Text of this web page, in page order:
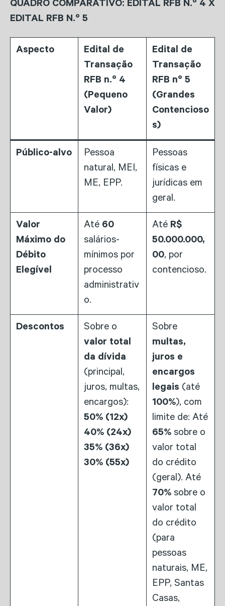
QUADRO COMPARATIVO: EDITAL RFB N.º 4 X
EDITAL RFB N.º 5
Aspecto
Edital de
Transação
RFB n.º 4
(Pequeno
Valor)
Edital de
Transação
RFB nº 5
(Grandes
Contencioso
s)
Público-alvo
Pessoa
natural, MEI,
ME, EPP.
Pessoas
físicas e
jurídicas em
geral.
Valor
Máximo do
Débito
Elegível
Até 60
salários-
mínimos por
processo
administrativ
o.
Até R$
50.000.000,
00, por
contencioso.
Descontos
Sobre o
valor total
da dívida
(principal,
juros, multas,
encargos):
50% (12x)
40% (24x)
35% (36x)
30% (55x)
Sobre
multas,
juros e
encargos
legais (até
100%), com
limite de: Até
65% sobre o
valor total
do crédito
(geral). Até
70% sobre o
valor total
do crédito
(para
pessoas
naturais, ME,
EPP, Santas
Casas,